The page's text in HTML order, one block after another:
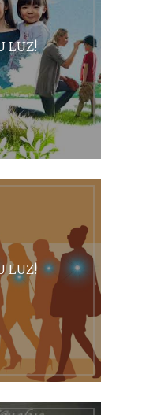
LUZ!
LUZ!